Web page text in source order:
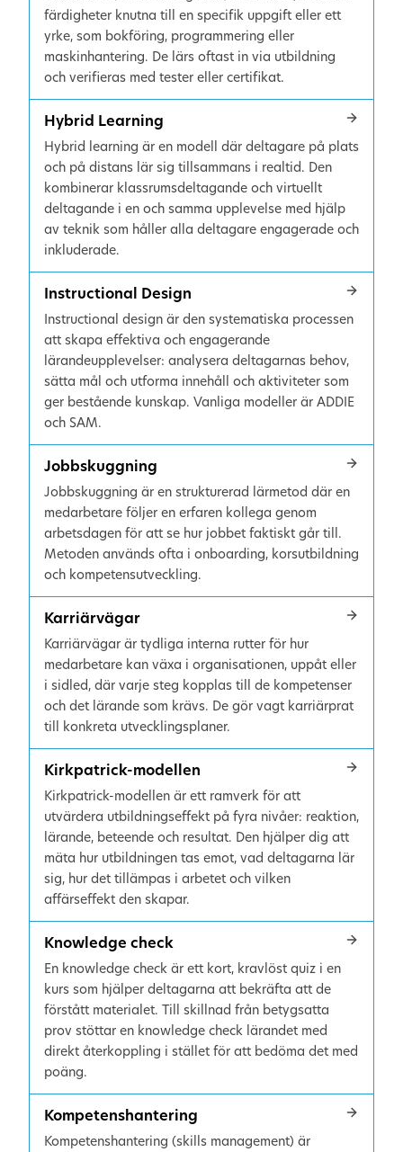
färdigheter knutna till en specifik uppgift eller ett
yrke, som bokföring, programmering eller
maskinhantering. De lärs oftast in via utbildning
och verifieras med tester eller certifikat.
Hybrid Learning
Hybrid learning är en modell där deltagare på plats
och på distans lär sig tillsammans i realtid. Den
kombinerar klassrumsdeltagande och virtuellt
deltagande i en och samma upplevelse med hjälp
av teknik som håller alla deltagare engagerade och
inkluderade.
Instructional Design
Instructional design är den systematiska processen
att skapa effektiva och engagerande
lärandeupplevelser: analysera deltagarnas behov,
sätta mål och utforma innehåll och aktiviteter som
ger bestående kunskap. Vanliga modeller är ADDIE
och SAM.
Jobbskuggning
Jobbskuggning är en strukturerad lärmetod där en
medarbetare följer en erfaren kollega genom
arbetsdagen för att se hur jobbet faktiskt går till.
Metoden används ofta i onboarding, korsutbildning
och kompetensutveckling.
Karriärvägar
Karriärvägar är tydliga interna rutter för hur
medarbetare kan växa i organisationen, uppåt eller
i sidled, där varje steg kopplas till de kompetenser
och det lärande som krävs. De gör vagt karriärprat
till konkreta utvecklingsplaner.
Kirkpatrick-modellen
Kirkpatrick-modellen är ett ramverk för att
utvärdera utbildningseffekt på fyra nivåer: reaktion,
lärande, beteende och resultat. Den hjälper dig att
mäta hur utbildningen tas emot, vad deltagarna lär
sig, hur det tillämpas i arbetet och vilken
affärseffekt den skapar.
Knowledge check
En knowledge check är ett kort, kravlöst quiz i en
kurs som hjälper deltagarna att bekräfta att de
förstått materialet. Till skillnad från betygsatta
prov stöttar en knowledge check lärandet med
direkt återkoppling i stället för att bedöma det med
poäng.
Kompetenshantering
Kompetenshantering (skills management) är